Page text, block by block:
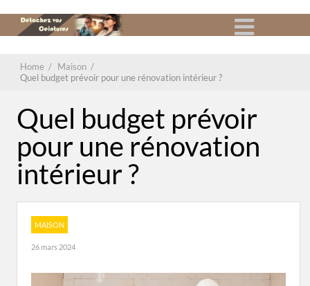
Home / Maison /
Quel budget prévoir pour une rénovation intérieur ?
Quel budget prévoir
pour une rénovation
intérieur ?
MAISON
26 mars 2024